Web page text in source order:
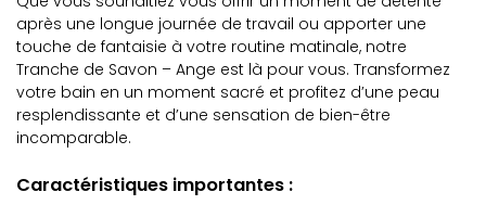
après une longue journée de travail ou apporter une
touche de fantaisie à votre routine matinale, notre
Tranche de Savon – Ange est là pour vous. Transformez
votre bain en un moment sacré et profitez d’une peau
resplendissante et d’une sensation de bien-être
incomparable.
Caractéristiques importantes :